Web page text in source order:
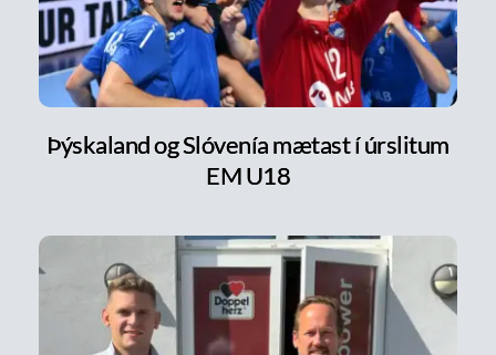
Þýskaland og Slóvenía mætast í úrslitum
EM U18